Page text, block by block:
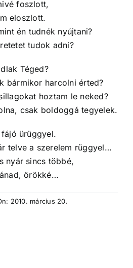
foszlott,
eloszlott.
én tudnék nyújtani?
tudok adni?
Téged?
bármikor harcolni érted?
hoztam le neked?
csak boldoggá tegyelek.
ürüggyel.
telve a szerelem rüggyel…
nyár sincs többé,
örökké…
2010. március 20.